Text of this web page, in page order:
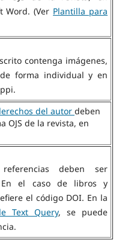
Word. (Ver Plantilla para
contenga imágenes,
forma individual y en
del autor deben
OJS de la revista, en
deben ser
En el caso de libros y
el código DOI. En la
Text Query, se puede